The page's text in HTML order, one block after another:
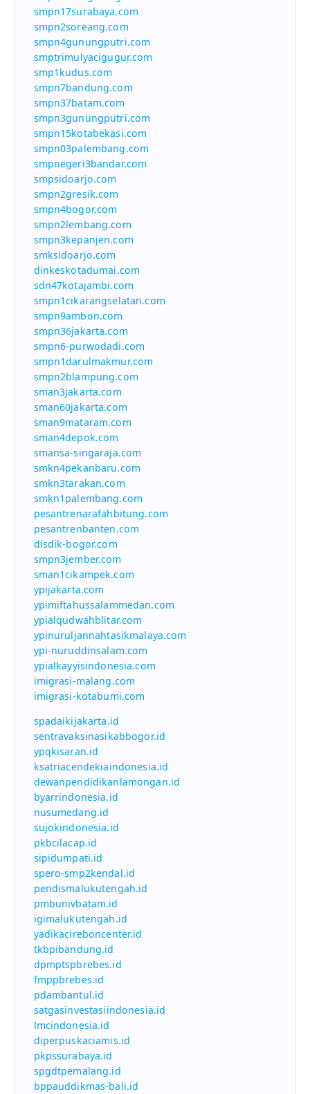
smpn17surabaya.com
smpn2soreang.com
smpn4gunungputri.com
smptrimulyacigugur.com
smp1kudus.com
smpn7bandung.com
smpn37batam.com
smpn3gunungputri.com
smpn15kotabekasi.com
smpn03palembang.com
smpnegeri3bandar.com
smpsidoarjo.com
smpn2gresik.com
smpn4bogor.com
smpn2lembang.com
smpn3kepanjen.com
smksidoarjo.com
dinkeskotadumai.com
sdn47kotajambi.com
smpn1cikarangselatan.com
smpn9ambon.com
smpn36jakarta.com
smpn6-purwodadi.com
smpn1darulmakmur.com
smpn2blampung.com
sman3jakarta.com
sman60jakarta.com
sman9mataram.com
sman4depok.com
smansa-singaraja.com
smkn4pekanbaru.com
smkn3tarakan.com
smkn1palembang.com
pesantrenarafahbitung.com
pesantrenbanten.com
disdik-bogor.com
smpn3jember.com
sman1cikampek.com
ypijakarta.com
ypimiftahussalammedan.com
ypialqudwahblitar.com
ypinuruljannahtasikmalaya.com
ypi-nuruddinsalam.com
ypialkayyisindonesia.com
imigrasi-malang.com
imigrasi-kotabumi.com
spadaikijakarta.id
sentravaksinasikabbogor.id
ypqkisaran.id
ksatriacendekiaindonesia.id
dewanpendidikanlamongan.id
byarrindonesia.id
nusumedang.id
sujokindonesia.id
pkbcilacap.id
sipidumpati.id
spero-smp2kendal.id
pendismalukutengah.id
pmbunivbatam.id
igimalukutengah.id
yadikacireboncenter.id
tkbpibandung.id
dpmptspbrebes.id
fmppbrebes.id
pdambantul.id
satgasinvestasiindonesia.id
lmcindonesia.id
diperpuskaciamis.id
pkpssurabaya.id
spgdtpemalang.id
bppauddikmas-bali.id